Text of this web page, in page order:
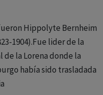
Hippolyte Bernheim
1904).Fue lider de la
de la Lorena donde la
había sido trasladada